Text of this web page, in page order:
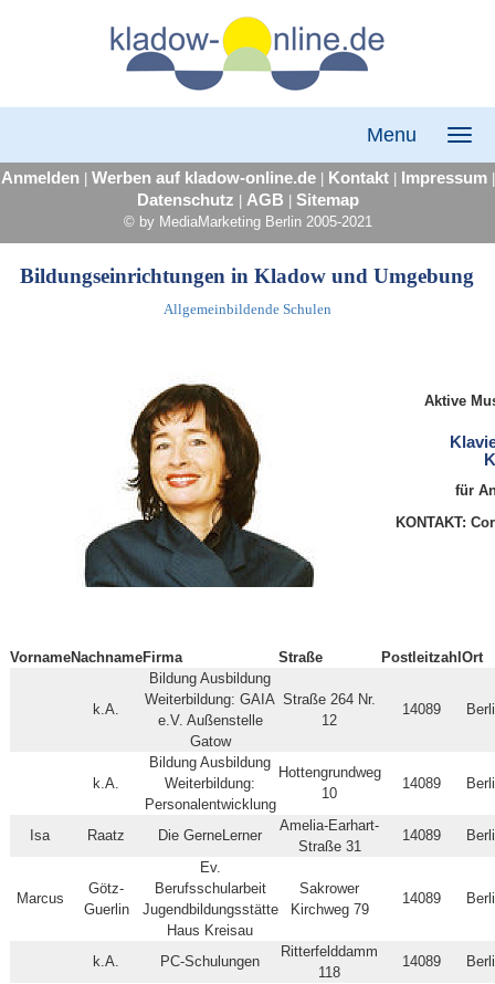
Menu
Anmelden| Werben auf kladow-online.de| Kontakt| Impressum|
Datenschutz AGB Sitemap
© by MediaMarketing Berlin 2005-2021
Bildungseinrichtungen in Kladow und Umgebung
Allgemeinbildende Schulen
Aktive
für
KONTAKT:
VornameNachnameFirma Straße Postleitzahl Ort
k.A.
Bildung Ausbildung
Weiterbildung: GAIA
e.V. Außenstelle
Gatow
Straße 264 Nr.
12
14089
k.A.
Bildung Ausbildung
Weiterbildung:
Personalentwicklung
Hottengrundweg
10
14089
Isa Raatz Die GerneLerner
Amelia-Earhart-
Straße 31
14089
Marcus
Götz-
Guerlin
Ev.
Berufsschularbeit
Jugendbildungsstätte
Haus Kreisau
Sakrower
Kirchweg 79
14089
k.A. PC-Schulungen
Ritterfelddamm
118
14089